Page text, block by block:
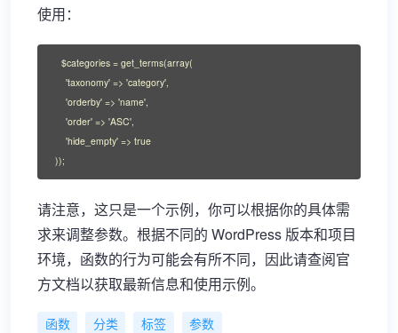
使用：
$categories = get_terms(array(
));
请注意，这只是一个示例，你可以根据你的具体需
求来调整参数。根据不同的 WordPress 版本和项目
环境，函数的行为可能会有所不同，因此请查阅官
方文档以获取最新信息和使用示例。
函数 分类 标签 参数